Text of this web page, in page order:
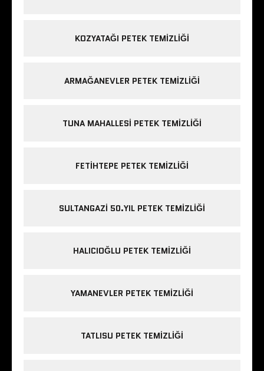
KOZYATAĞI PETEK TEMIZLIĞI
ARMAĞANEVLER PETEK TEMIZLIĞI
TUNA MAHALLESI PETEK TEMIZLIĞI
FETIHTEPE PETEK TEMIZLIĞI
SULTANGAZI 50.YIL PETEK TEMIZLIĞI
HALICIOĞLU PETEK TEMIZLIĞI
YAMANEVLER PETEK TEMIZLIĞI
TATLISU PETEK TEMIZLIĞI